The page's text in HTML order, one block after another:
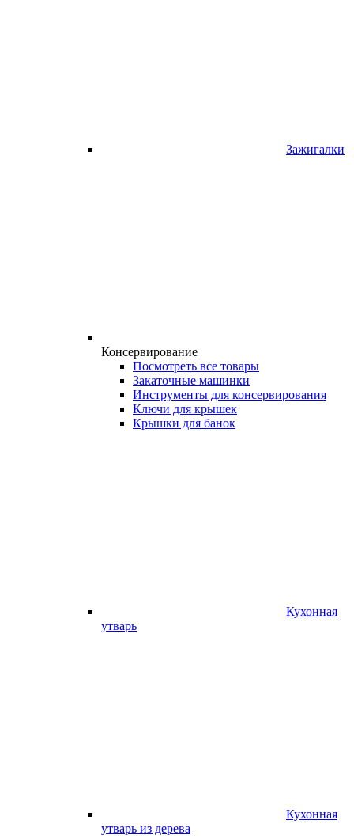
Зажигалки
Консервирование
Посмотреть все товары
Закаточные машинки
Инструменты для консервирования
Ключи для крышек
Крышки для банок
Кухонная
утварь
Кухонная
утварь из дерева